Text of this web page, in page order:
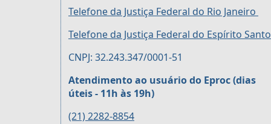
Telefone da Justiça Federal do Rio Janeiro
Telefone da Justiça Federal do Espírito Santo
CNPJ: 32.243.347/0001-51
Atendimento ao usuário do Eproc (dias
úteis - 11h às 19h)
(21) 2282-8854